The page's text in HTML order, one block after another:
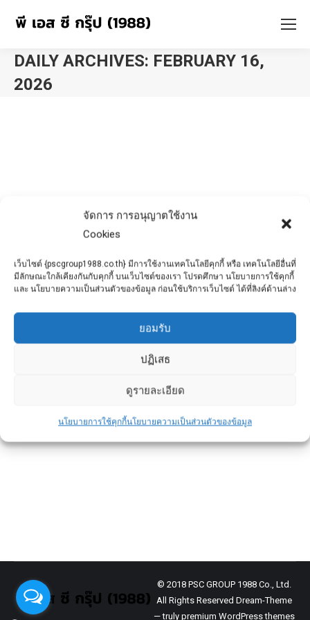
จัดการ การอนุญาตใช้งาน
Cookies
เว็บไซต์ {pscgroup1988.co.th} มีการใช้งานเทคโนโลยีคุกกี้ หรือ เทคโนโลยีอื่นที่
มีลักษณะใกล้เคียงกันกับคุกกี้ บนเว็บไซต์ของเรา โปรดศึกษา นโยบายการใช้คุกกี้
และ นโยบายความเป็นส่วนตัวของข้อมูล ก่อนใช้บริการเว็บไซต์ ได้ที่ลิงค์ด้านล่าง
ยอมรับ
ปฏิเสธ
ดูรายละเอียด
นโยบายการใช้คุกกี้นโยบายความเป็นส่วนตัวของข้อมูล
DAILY ARCHIVES: FEBRUARY 16,
2026
ดอกเบี้ยคงที่ vs ดอกเบี้ยลอยตัว เลือก
แบบไหนดีสำหรับการกู้บ้านระยะยาว
บ้านคือทรัพย์สินชิ้นใหญ่ที่มีมูลค่ามากที่สุดใน
ชีวิตของหลายคน
© 2018 PSC GROUP 1988 Co., Ltd.
All Rights Reserved Dream-Theme
— truly premium WordPress themes